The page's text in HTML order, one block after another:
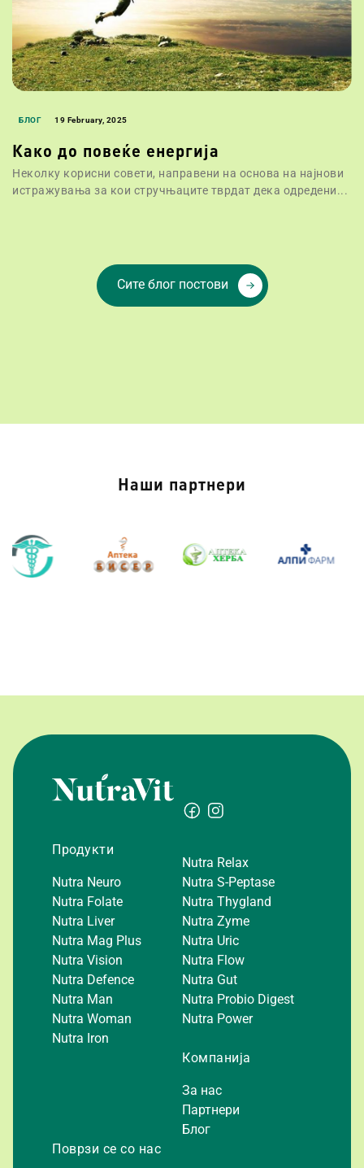
БЛОГ 19 February, 2025
Како до повеќе енергија
Неколку корисни совети, направени на основа на најнови
истражувања за кои стручњаците тврдат дека одредени...
Сите блог постови
Наши партнери
Продукти
Nutra Neuro
Nutra Folate
Nutra Liver
Nutra Mag Plus
Nutra Vision
Nutra Defence
Nutra Man
Nutra Woman
Nutra Iron
Nutra Relax
Nutra S-Peptase
Nutra Thygland
Nutra Zyme
Nutra Uric
Nutra Flow
Nutra Gut
Nutra Probio Digest
Nutra Power
Компанија
За нас
Партнери
Блог
Поврзи се со нас